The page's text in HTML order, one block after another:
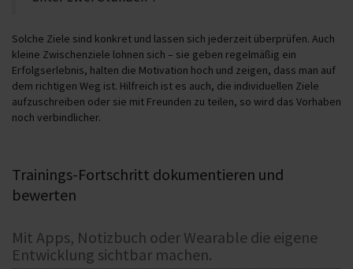
Solche Ziele sind konkret und lassen sich jederzeit überprüfen. Auch
kleine Zwischenziele lohnen sich – sie geben regelmäßig ein
Erfolgserlebnis, halten die Motivation hoch und zeigen, dass man auf
dem richtigen Weg ist. Hilfreich ist es auch, die individuellen Ziele
aufzuschreiben oder sie mit Freunden zu teilen, so wird das Vorhaben
noch verbindlicher.
Trainings-Fortschritt dokumentieren und
bewerten
Mit Apps, Notizbuch oder Wearable die eigene
Entwicklung sichtbar machen.